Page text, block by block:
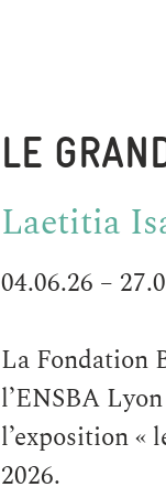
LE
Laetitia
04.06.26 –
La Fondation
l’ENSBA
l’exposition «
2026.